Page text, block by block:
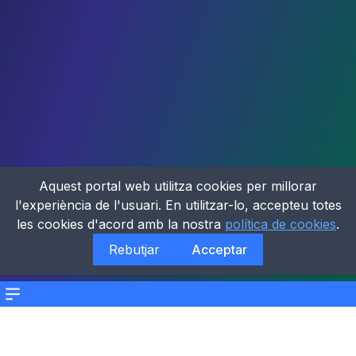
Menu
Aquest portal web utilitza cookies per millorar
l'experiència de l'usuari. En utilitzar-lo, accepteu totes
les cookies d'acord amb la nostra política de cookies.
Rebutjar
Acceptar